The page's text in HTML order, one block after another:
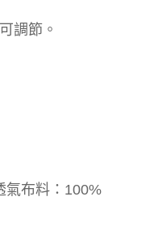
調節。
氣布料：100%